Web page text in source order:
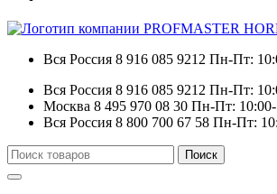
Вся Россия 8 916 085 9212 Пн-Пт:
Вся Россия 8 916 085 9212 Пн-Пт:
Москва 8 495 970 08 30 Пн-Пт: 10:00-
Вся Россия 8 800 700 67 58 Пн-Пт:
Искать:
Поиск